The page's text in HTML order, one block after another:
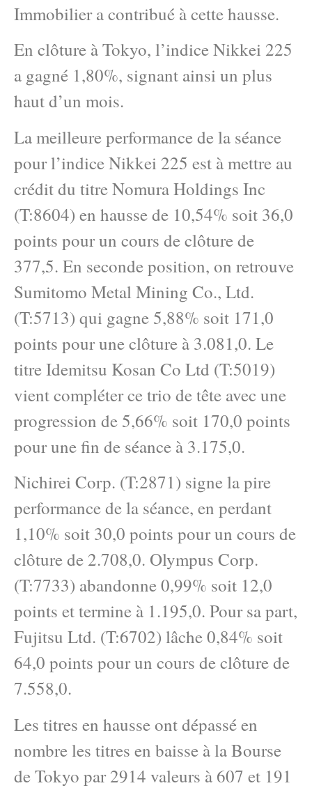
Immobilier a contribué à cette hausse.
En clôture à Tokyo, l’indice Nikkei 225
a gagné 1,80%, signant ainsi un plus
haut d’un mois.
La meilleure performance de la séance
pour l’indice Nikkei 225 est à mettre au
crédit du titre Nomura Holdings Inc
(T:8604) en hausse de 10,54% soit 36,0
points pour un cours de clôture de
377,5. En seconde position, on retrouve
Sumitomo Metal Mining Co., Ltd.
(T:5713) qui gagne 5,88% soit 171,0
points pour une clôture à 3.081,0. Le
titre Idemitsu Kosan Co Ltd (T:5019)
vient compléter ce trio de tête avec une
progression de 5,66% soit 170,0 points
pour une fin de séance à 3.175,0.
Nichirei Corp. (T:2871) signe la pire
performance de la séance, en perdant
1,10% soit 30,0 points pour un cours de
clôture de 2.708,0. Olympus Corp.
(T:7733) abandonne 0,99% soit 12,0
points et termine à 1.195,0. Pour sa part,
Fujitsu Ltd. (T:6702) lâche 0,84% soit
64,0 points pour un cours de clôture de
7.558,0.
Les titres en hausse ont dépassé en
nombre les titres en baisse à la Bourse
de Tokyo par 2914 valeurs à 607 et 191